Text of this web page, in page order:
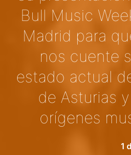
Bull Music
Madrid para
nos cuente
estado actual
de Asturias
orígenes
1